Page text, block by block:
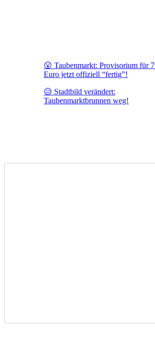
😮 Taubenmarkt: Provisorium für
Euro jetzt offiziell “fertig”!
😥 Stadtbild verändert:
Taubenmarktbrunnen weg!